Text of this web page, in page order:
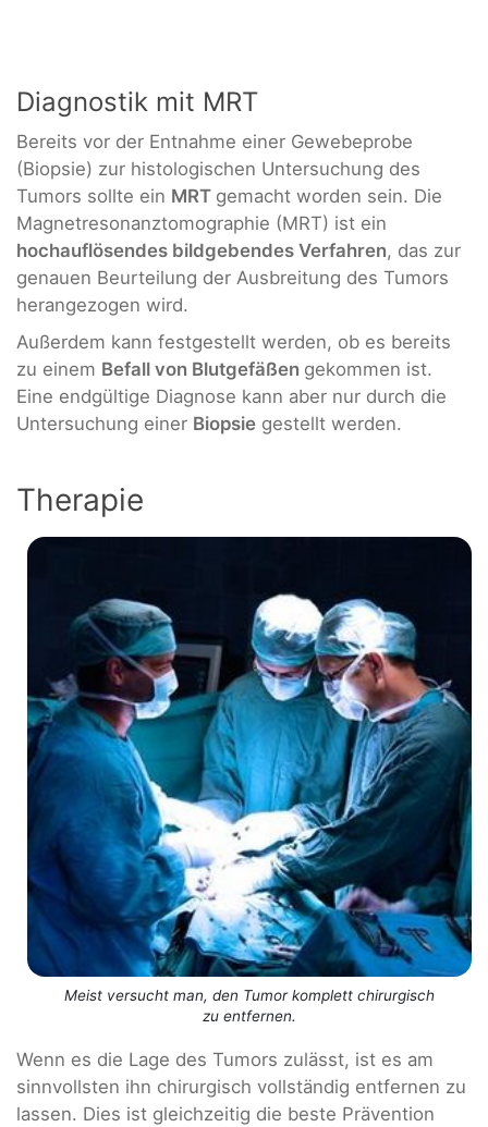
Diagnostik mit MRT
Bereits vor der Entnahme einer Gewebeprobe
(Biopsie) zur histologischen Untersuchung des
Tumors sollte ein MRT gemacht worden sein. Die
Magnetresonanztomographie (MRT) ist ein
hochauflösendes bildgebendes Verfahren, das zur
genauen Beurteilung der Ausbreitung des Tumors
herangezogen wird.
Außerdem kann festgestellt werden, ob es bereits
zu einem Befall von Blutgefäßen gekommen ist.
Eine endgültige Diagnose kann aber nur durch die
Untersuchung einer Biopsie gestellt werden.
Therapie
Meist versucht man, den Tumor komplett chirurgisch
zu entfernen.
Wenn es die Lage des Tumors zulässt, ist es am
sinnvollsten ihn chirurgisch vollständig entfernen zu
lassen. Dies ist gleichzeitig die beste Prävention